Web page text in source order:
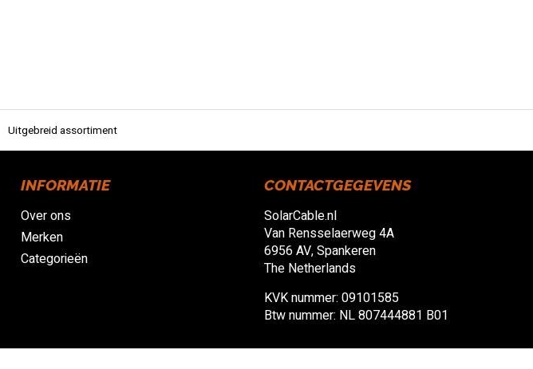
Uitgebreid assortiment
INFORMATIE
Over ons
Merken
Categorieën
CONTACTGEGEVENS
SolarCable.nl
Van Rensselaerweg 4A
6956 AV, Spankeren
The Netherlands
KVK nummer: 09101585
Btw nummer: NL 807444881 B01